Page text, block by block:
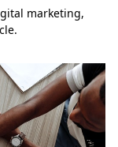
marketing,